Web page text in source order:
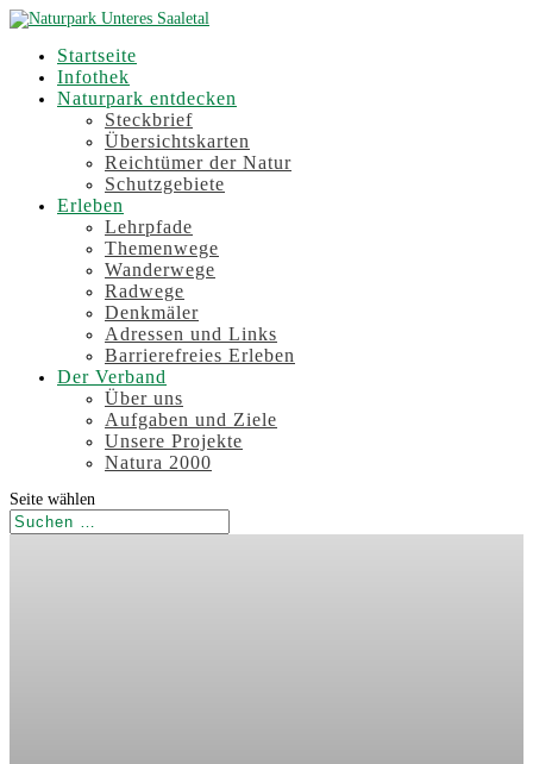
Startseite
Infothek
Naturpark entdecken
Steckbrief
Übersichtskarten
Reichtümer der Natur
Schutzgebiete
Erleben
Lehrpfade
Themenwege
Wanderwege
Radwege
Denkmäler
Adressen und Links
Barrierefreies Erleben
Der Verband
Über uns
Aufgaben und Ziele
Unsere Projekte
Natura 2000
Seite wählen